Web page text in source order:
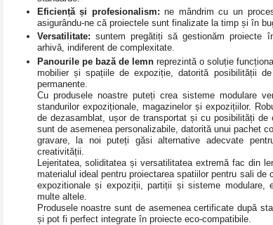
Eficiență și profesionalism: ne mândrim cu un
asigurându-ne că proiectele sunt finalizate la timp și în
Versatilitate: suntem pregătiți să gestionăm proiecte
arhivă, indiferent de complexitate.
Panourile pe bază de lemnreprezintă o soluție
mobilier și spațiile de expoziție, datorită posibilității
permanente.
Cu produsele noastre puteți crea sisteme modulare
standurilor expoziționale, magazinelor și expozițiilor.
de dezasamblat, ușor de transportat și cu posibilități de
sunt de asemenea personalizabile, datorită unui pachet
gravare, la noi puteți găsi alternative adecvate
creativității.
Lejeritatea, soliditatea și versatilitatea extremă fac din
materialul ideal pentru proiectarea spatiilor pentru sali de
expozitionale și expoziții, partiții și sisteme modulare,
multe altele.
Produsele noastre sunt de asemenea certificate după
și pot fi perfect integrate în proiecte eco-compatibile.